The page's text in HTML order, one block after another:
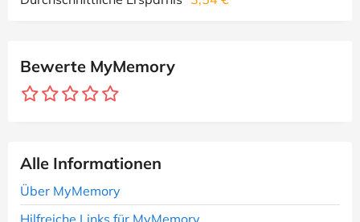
Bewerte MyMemory
Alle Informationen
Über MyMemory
Hilfreiche Links für MyMemory